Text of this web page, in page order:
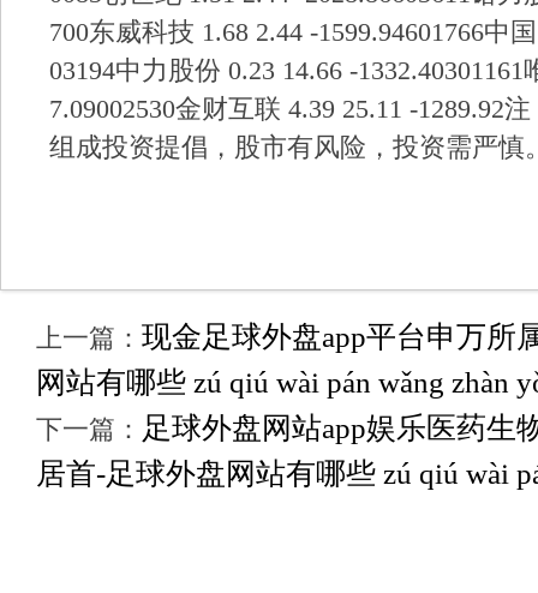
700东威科技 1.68 2.44 -1599.94601766中
03194中力股份 0.23 14.66 -
7.09002530金财互联 4.39 25.11 -1289.92
组成投资提倡，股市有风险，投资需严慎
上一篇： 现金足球外盘app平台申万所
网站有哪些 zú qiú wài pán wǎng zhàn
下一篇： 足球外盘网站app娱乐医药生
居首-足球外盘网站有哪些 zú qiú wài